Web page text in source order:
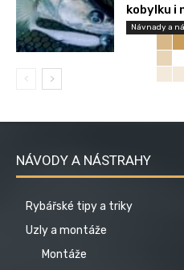
kobylku i
Návnady a
NÁVODY A NÁSTRAHY
Rybářské tipy a triky
Uzly a montáže
Montáže